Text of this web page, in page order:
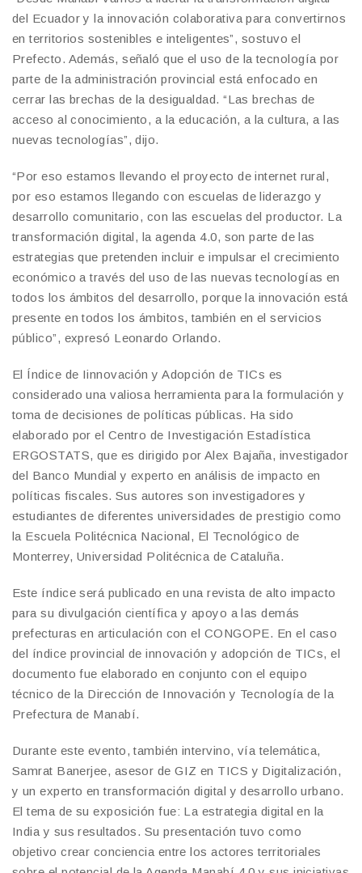
del Ecuador y la innovación colaborativa para convertirnos
en territorios sostenibles e inteligentes”, sostuvo el
Prefecto. Además, señaló que el uso de la tecnología por
parte de la administración provincial está enfocado en
cerrar las brechas de la desigualdad. “Las brechas de
acceso al conocimiento, a la educación, a la cultura, a las
nuevas tecnologías”, dijo.
“Por eso estamos llevando el proyecto de internet rural,
por eso estamos llegando con escuelas de liderazgo y
desarrollo comunitario, con las escuelas del productor. La
transformación digital, la agenda 4.0, son parte de las
estrategias que pretenden incluir e impulsar el crecimiento
económico a través del uso de las nuevas tecnologías en
todos los ámbitos del desarrollo, porque la innovación está
presente en todos los ámbitos, también en el servicios
público”, expresó Leonardo Orlando.
El Índice de Iinnovación y Adopción de TICs es
considerado una valiosa herramienta para la formulación y
toma de decisiones de políticas públicas. Ha sido
elaborado por el Centro de Investigación Estadística
ERGOSTATS, que es dirigido por Alex Bajaña, investigador
del Banco Mundial y experto en análisis de impacto en
políticas fiscales. Sus autores son investigadores y
estudiantes de diferentes universidades de prestigio como
la Escuela Politécnica Nacional, El Tecnológico de
Monterrey, Universidad Politécnica de Cataluña.
Este índice será publicado en una revista de alto impacto
para su divulgación científica y apoyo a las demás
prefecturas en articulación con el CONGOPE. En el caso
del índice provincial de innovación y adopción de TICs, el
documento fue elaborado en conjunto con el equipo
técnico de la Dirección de Innovación y Tecnología de la
Prefectura de Manabí.
Durante este evento, también intervino, vía telemática,
Samrat Banerjee, asesor de GIZ en TICS y Digitalización,
y un experto en transformación digital y desarrollo urbano.
El tema de su exposición fue: La estrategia digital en la
India y sus resultados. Su presentación tuvo como
objetivo crear conciencia entre los actores territoriales